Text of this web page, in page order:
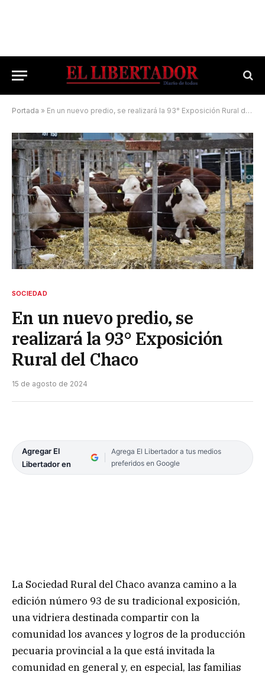
Portada » En un nuevo predio, se realizará la 93° Exposición Rural del Chaco
SOCIEDAD
En un nuevo predio, se
realizará la 93° Exposición
Rural del Chaco
15 de agosto de 2024
Agregar El
Libertador en
Agrega El Libertador a tus medios
preferidos en Google
La Sociedad Rural del Chaco avanza camino a la
edición número 93 de su tradicional exposición,
una vidriera destinada compartir con la
comunidad los avances y logros de la producción
pecuaria provincial a la que está invitada la
comunidad en general y, en especial, las familias